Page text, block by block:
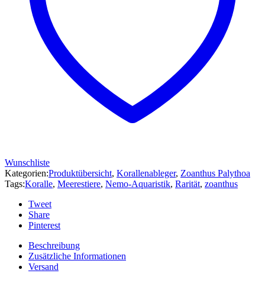
Wunschliste
Kategorien:Produktübersicht, Korallenableger, Zoanthus Palythoa
Tags:Koralle, Meerestiere, Nemo-Aquaristik, Rarität, zoanthus
Tweet
Share
Pinterest
Beschreibung
Zusätzliche Informationen
Versand